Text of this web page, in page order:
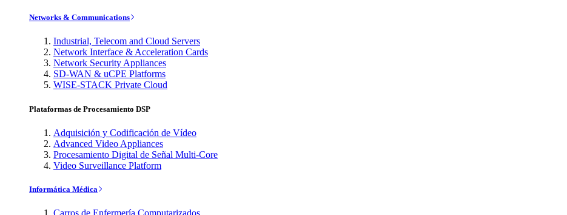
Networks & Communications
Industrial, Telecom and Cloud Servers
Network Interface & Acceleration Cards
Network Security Appliances
SD-WAN & uCPE Platforms
WISE-STACK Private Cloud
Plataformas de Procesamiento DSP
Adquisición y Codificación de Vídeo
Advanced Video Appliances
Procesamiento Digital de Señal Multi-Core
Video Surveillance Platform
Informática Médica
Carros de Enfermería Computarizados